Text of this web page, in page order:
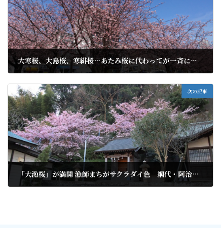
大寒桜、大島桜、寒緋桜…あたみ桜に代わってが一斉に見頃
次の記事
「大漁桜」が満開 漁師まちがサクラダイ色 網代・阿治古神社